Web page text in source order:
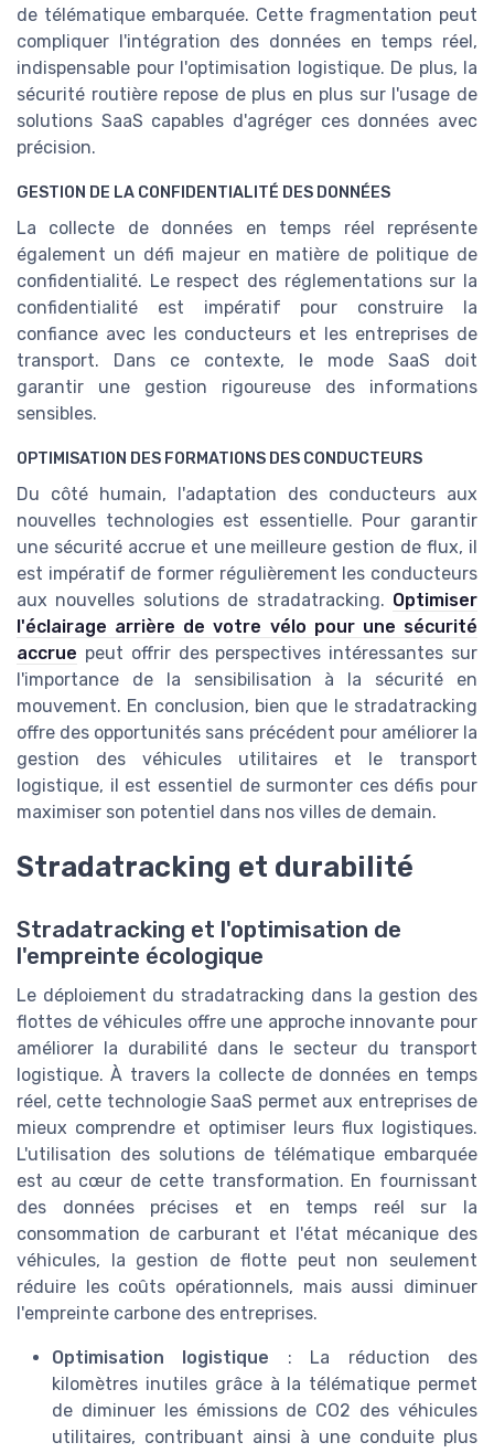
de télématique embarquée. Cette fragmentation peut
compliquer l'intégration des données en temps réel,
indispensable pour l'optimisation logistique. De plus, la
sécurité routière repose de plus en plus sur l'usage de
solutions SaaS capables d'agréger ces données avec
précision.
GESTION DE LA CONFIDENTIALITÉ DES DONNÉES
La collecte de données en temps réel représente
également un défi majeur en matière de politique de
confidentialité. Le respect des réglementations sur la
confidentialité est impératif pour construire la
confiance avec les conducteurs et les entreprises de
transport. Dans ce contexte, le mode SaaS doit
garantir une gestion rigoureuse des informations
sensibles.
OPTIMISATION DES FORMATIONS DES CONDUCTEURS
Du côté humain, l'adaptation des conducteurs aux
nouvelles technologies est essentielle. Pour garantir
une sécurité accrue et une meilleure gestion de flux, il
est impératif de former régulièrement les conducteurs
aux nouvelles solutions de stradatracking. Optimiser
l'éclairage arrière de votre vélo pour une sécurité
accrue peut offrir des perspectives intéressantes sur
l'importance de la sensibilisation à la sécurité en
mouvement. En conclusion, bien que le stradatracking
offre des opportunités sans précédent pour améliorer la
gestion des véhicules utilitaires et le transport
logistique, il est essentiel de surmonter ces défis pour
maximiser son potentiel dans nos villes de demain.
Stradatracking et durabilité
Stradatracking et l'optimisation de
l'empreinte écologique
Le déploiement du stradatracking dans la gestion des
flottes de véhicules offre une approche innovante pour
améliorer la durabilité dans le secteur du transport
logistique. À travers la collecte de données en temps
réel, cette technologie SaaS permet aux entreprises de
mieux comprendre et optimiser leurs flux logistiques.
L'utilisation des solutions de télématique embarquée
est au cœur de cette transformation. En fournissant
des données précises et en temps reél sur la
consommation de carburant et l'état mécanique des
véhicules, la gestion de flotte peut non seulement
réduire les coûts opérationnels, mais aussi diminuer
l'empreinte carbone des entreprises.
Optimisation logistique : La réduction des
kilomètres inutiles grâce à la télématique permet
de diminuer les émissions de CO2 des véhicules
utilitaires, contribuant ainsi à une conduite plus